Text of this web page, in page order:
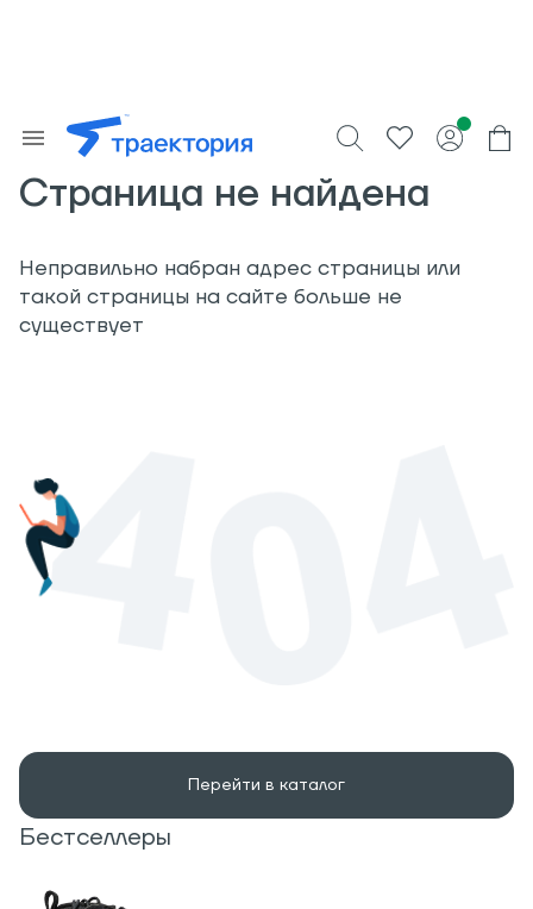
Страница не найдена
Неправильно набран адрес страницы или
такой страницы на сайте больше не
существует
Перейти в каталог
Бестселлеры